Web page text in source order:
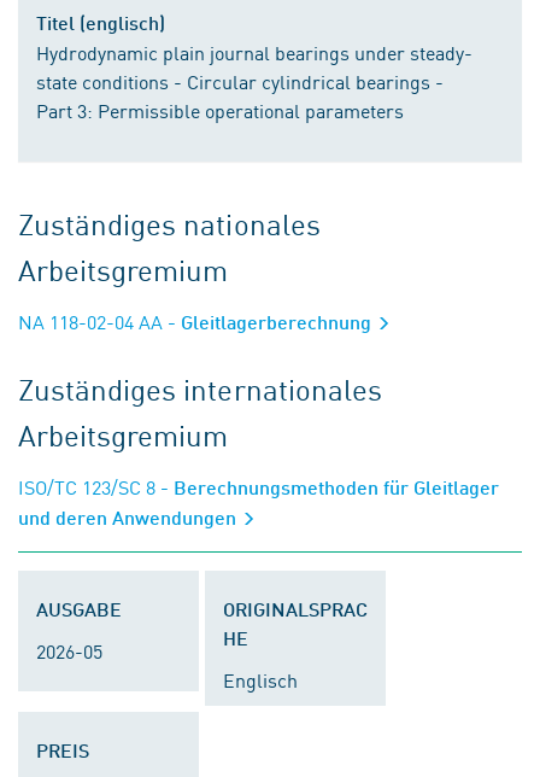
Titel (englisch)
Hydrodynamic plain journal bearings under steady-
state conditions - Circular cylindrical bearings -
Part 3: Permissible operational parameters
Zuständiges nationales
Arbeitsgremium
NA 118-02-04 AA - Gleitlagerberechnung
Zuständiges internationales
Arbeitsgremium
ISO/TC 123/SC 8 - Berechnungsmethoden für Gleitlager
und deren Anwendungen
AUSGABE
2026-05
ORIGINALSPRAC
HE
Englisch
PREIS